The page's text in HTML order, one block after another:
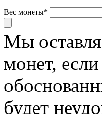
Вес монеты*
Мы
монет,
будет